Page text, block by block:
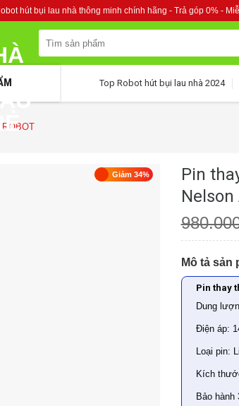
hút bụi lau nhà thông minh chính hãng - Trả góp 0% -
Tìm
kiếm:
Top Robot hút bụi lau nhà 2024
Giảm 34%
Pin
Nelson
Mô tả sản
Pin thay
Dung
Điện áp:
Loại pin:
Kích
Bảo hành